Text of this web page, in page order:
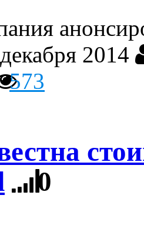
2014
573
0